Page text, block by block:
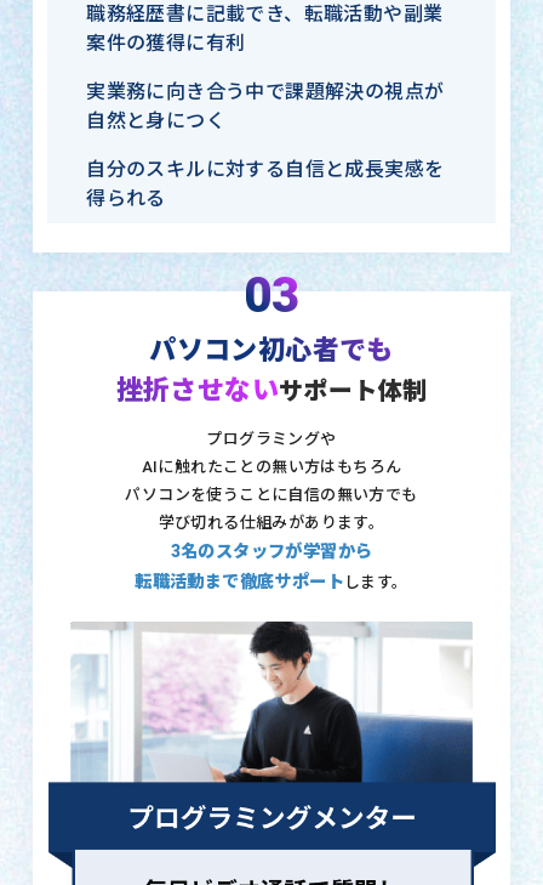
職務経歴書に記載でき、転職活動や副業
案件の獲得に有利
実業務に向き合う中で課題解決の視点が
自然と身につく
自分のスキルに対する自信と成長実感を
得られる
03
パソコン初心者でも
挫折させないサポート体制
プログラミングや
AIに触れたことの無い方はもちろん
パソコンを使うことに自信の無い方でも
学び切れる仕組みがあります。
3名のスタッフが学習から
転職活動まで徹底サポート します。